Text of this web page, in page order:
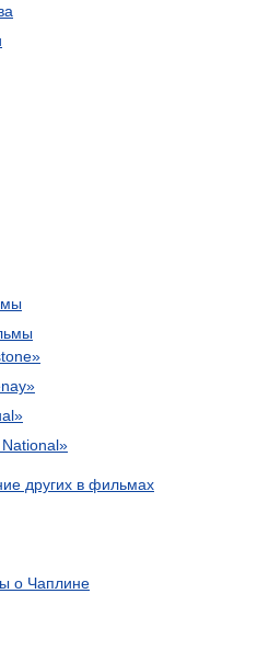
других в фильмах
о Чаплине